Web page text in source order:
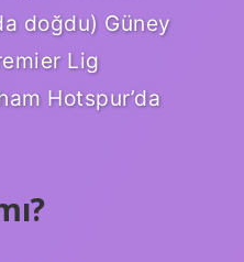
doğdu) Güney
Lig
Hotspur’da